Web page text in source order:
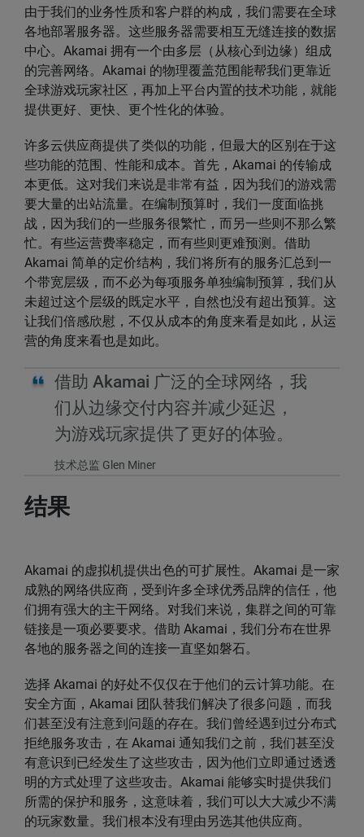
由于我们的业务性质和客户群的构成，我们需要在全球
各地部署服务器。这些服务器需要相互无缝连接的数据
中心。Akamai 拥有一个由多层（从核心到边缘）组成
的完善网络。Akamai 的物理覆盖范围能帮我们更靠近
全球游戏玩家社区，再加上平台内置的技术功能，就能
提供更好、更快、更个性化的体验。
许多云供应商提供了类似的功能，但最大的区别在于这
些功能的范围、性能和成本。首先，Akamai 的传输成
本更低。这对我们来说是非常有益，因为我们的游戏需
要大量的出站流量。在编制预算时，我们一度面临挑
战，因为我们的一些服务很繁忙，而另一些则不那么繁
忙。有些运营费率稳定，而有些则更难预测。借助
Akamai 简单的定价结构，我们将所有的服务汇总到一
个带宽层级，而不必为每项服务单独编制预算，我们从
未超过这个层级的既定水平，自然也没有超出预算。这
让我们倍感欣慰，不仅从成本的角度来看是如此，从运
营的角度来看也是如此。
借助 Akamai 广泛的全球网络，我
们从边缘交付内容并减少延迟，
为游戏玩家提供了更好的体验。
技术总监 Glen Miner
结果
Akamai 的虚拟机提供出色的可扩展性。Akamai 是一家
成熟的网络供应商，受到许多全球优秀品牌的信任，他
们拥有强大的主干网络。对我们来说，集群之间的可靠
链接是一项必要要求。借助 Akamai，我们分布在世界
各地的服务器之间的连接一直坚如磐石。
选择 Akamai 的好处不仅仅在于他们的云计算功能。在
安全方面，Akamai 团队替我们解决了很多问题，而我
们甚至没有注意到问题的存在。我们曾经遇到过分布式
拒绝服务攻击，在 Akamai 通知我们之前，我们甚至没
有意识到已经发生了这些攻击，因为他们立即通过透透
明的方式处理了这些攻击。Akamai 能够实时提供我们
所需的保护和服务，这意味着，我们可以大大减少不满
的玩家数量。我们根本没有理由另选其他供应商。